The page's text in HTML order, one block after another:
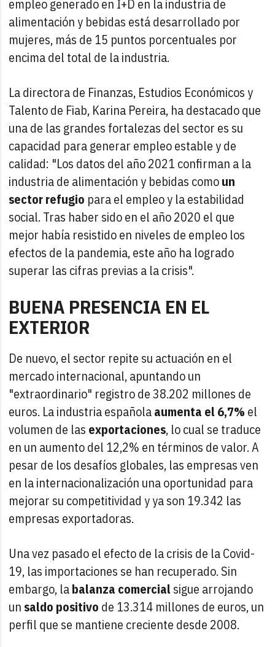
empleo generado en I+D en la industria de
alimentación y bebidas está desarrollado por
mujeres, más de 15 puntos porcentuales por
encima del total de la industria.
La directora de Finanzas, Estudios Económicos y
Talento de Fiab, Karina Pereira, ha destacado que
una de las grandes fortalezas del sector es su
capacidad para generar empleo estable y de
calidad: "Los datos del año 2021 confirman a la
industria de alimentación y bebidas comoun
sector refugio para el empleo y la estabilidad
social. Tras haber sido en el año 2020 el que
mejor había resistido en niveles de empleo los
efectos de la pandemia, este año ha logrado
superar las cifras previas a la crisis".
BUENA PRESENCIA EN EL
EXTERIOR
De nuevo, el sector repite su actuación en el
mercado internacional, apuntando un
"extraordinario" registro de 38.202 millones de
euros. La industria españolaaumenta el 6,7% el
volumen de las exportaciones, lo cual se traduce
en un aumento del 12,2% en términos de valor. A
pesar de los desafíos globales, las empresas ven
en la internacionalización una oportunidad para
mejorar su competitividad y ya son 19.342 las
empresas exportadoras.
Una vez pasado el efecto de la crisis de la Covid-
19, las importaciones se han recuperado. Sin
embargo, labalanza comercialsigue arrojando
un saldo positivo de 13.314 millones de euros, un
perfil que se mantiene creciente desde 2008.